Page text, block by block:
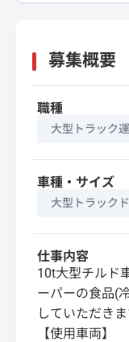
募集概要
職種
大型トラック
車種・サイズ
大型トラック
仕事内容
10t大型チルド
ーパーの食品(
していただきま
【使用車両】